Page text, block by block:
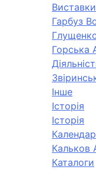
Виставки
Гарбуз
Горська
Інше
Історія
Історія
Календар
Кальков
Каталоги